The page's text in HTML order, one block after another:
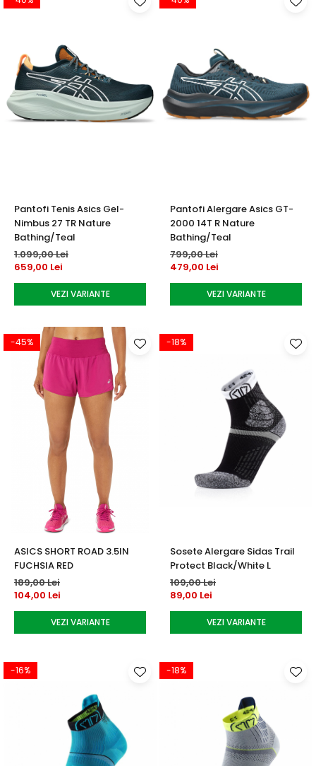
Pantofi Tenis Asics Gel-
Nimbus 27 TR Nature
Bathing/Teal
1.099,00 Lei
659,00 Lei
VEZI VARIANTE
Pantofi Alergare Asics GT-
2000 14T R Nature
Bathing/Teal
799,00 Lei
479,00 Lei
VEZI VARIANTE
-45%
ASICS SHORT ROAD 3.5IN
FUCHSIA RED
189,00 Lei
104,00 Lei
VEZI VARIANTE
-18%
Sosete Alergare Sidas Trail
Protect Black/White L
109,00 Lei
89,00 Lei
VEZI VARIANTE
-16% -18%